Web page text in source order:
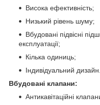
Висока ефективність;
Низький рівень шуму;
Вбудовані підвісні
експлуатації;
Кілька одиниць;
Індивідуальний дизайн.
Вбудовані клапани:
Антикавітаційні